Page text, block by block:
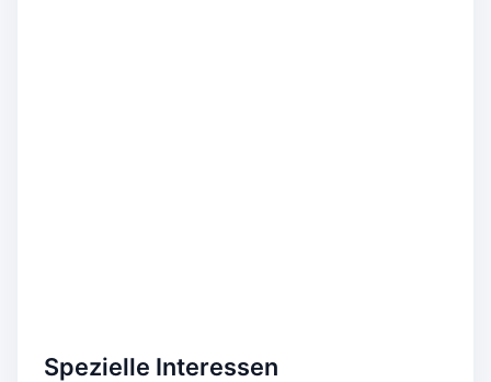
Spezielle Interessen